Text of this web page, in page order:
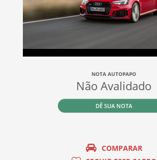
NOTA AUTOPAPO
Não Avalidado
DÊ SUA NOTA
COMPARAR